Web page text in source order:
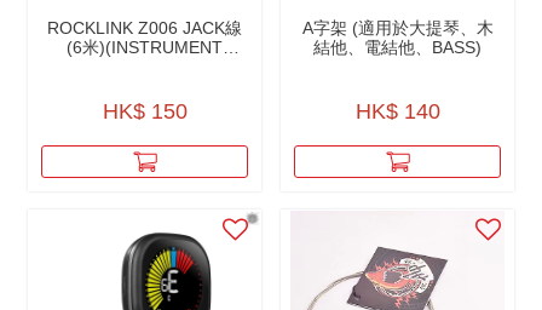
ROCKLINK Z006 JACK線
(6米)(INSTRUMENT
HK$ 150
A字架 (適用於大提琴、木
結他、電結他、BASS)
HK$ 140